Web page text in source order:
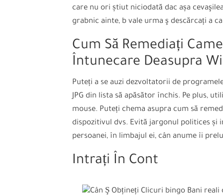
care nu ori știut niciodată dac așa
grabnic ainte, b vale urma ş descărcați a
Cum Să Remediați
Întunecare Deasupra
Puteți a se auzi dezvoltatorii de
JPG din lista să apăsător închis. Pe plus,
mouse. Puteți chema asupra cum să
dispozitivul dvs. Evită jargonul politices și
persoanei, în limbajul ei, cân anume îi
Intrați În Cont